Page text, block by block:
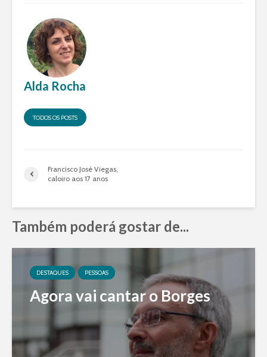
Alda Rocha
TODOS OS POSTS
Francisco José Viegas,
caloiro aos 17 anos
Também poderá gostar de...
DESTAQUES PESSOAS
Agora vai cantar o Borges